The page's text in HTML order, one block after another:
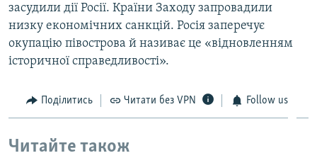
засудили дії Росії. Країни Заходу запровадили
низку економічних санкцій. Росія заперечує
окупацію півострова й називає це «відновленням
історичної справедливості».
Поділитись Читати без VPN Follow us
Читайте також